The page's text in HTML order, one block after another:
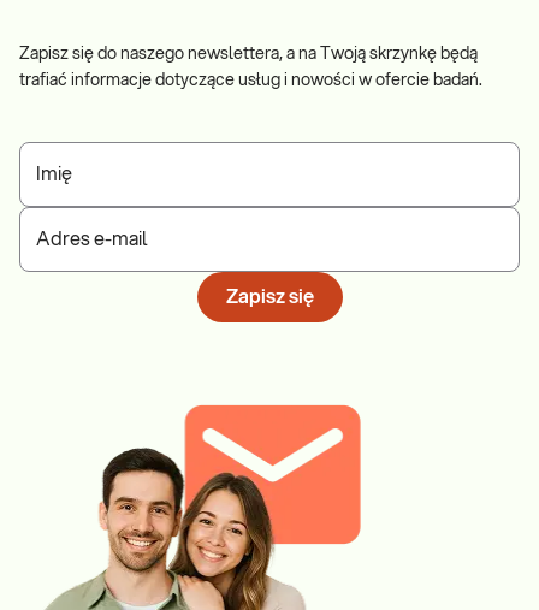
Zapisz się do naszego newslettera, a na Twoją skrzynkę będą
trafiać informacje dotyczące usług i nowości w ofercie badań.
Imię
Adres e-mail
Zapisz się